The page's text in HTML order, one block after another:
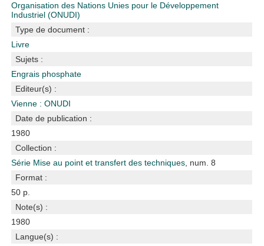
Organisation des Nations Unies pour le Développement
Industriel (ONUDI)
Type de document :
Livre
Sujets :
Engrais phosphate
Editeur(s) :
Vienne : ONUDI
Date de publication :
1980
Collection :
Série Mise au point et transfert des techniques , num. 8
Format :
50 p.
Note(s) :
1980
Langue(s) :